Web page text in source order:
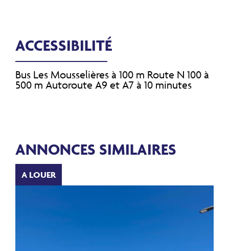
ACCESSIBILITÉ
Bus Les Mousselières à 100 m Route N 100 à
500 m Autoroute A9 et A7 à 10 minutes
ANNONCES SIMILAIRES
A LOUER